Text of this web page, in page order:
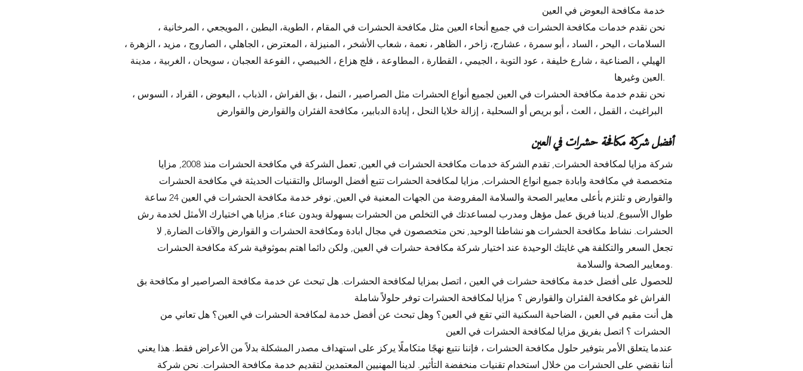
خدمة مكافحة البعوض في العين
نحن نقدم خدمات مكافحة الحشرات في جميع أنحاء العين مثل مكافحة الحشرات في المقام ، الطوية، البطين ، المويجعي ، المرخانية ،
السلامات ، اليحر ، الساد ، أبو سمرة ، عشارج، زاخر ، الظاهر ، نعمة ، شعاب الأشخر ، المنيزلة ، المعترض ، الجاهلي ، الصاروج ، مزيد ، الزهرة ،
الهيلي ، الصناعية ، شارع خليفة ، عود التوبة ، الجيمي ، القطارة ، المطاوعة ، فلج هزاع ، الخبيصي ، الفوعة العجبان ، سويحان ، الغربية ، مدينة
العين وغيرها.
نحن نقدم خدمة مكافحة الحشرات في العين لجميع أنواع الحشرات مثل الصراصير ، النمل ، بق الفراش ، الذباب ، البعوض ، القراد ، السوس ،
شركة مزايا لمكافحة الحشرات, تقدم الشركة خدمات مكافحة الحشرات في العين, تعمل الشركة في مكافحة الحشرات منذ 2008, مزايا
متخصصة في مكافحة وابادة جميع انواع الحشرات, مزايا لمكافحة الحشرات تتبع أفضل الوسائل والتقنيات الحديثة في مكافحة الحشرات
والقوارض و تلتزم بأعلى معايير الصحة والسلامة المفروضة من الجهات المعنية في العين, نوفر خدمة مكافحة الحشرات في العين 24 ساعة
طوال الأسبوع, لدينا فريق عمل مؤهل ومدرب لمساعدتك في التخلص من الحشرات بسهولة وبدون عناء, مزايا هي اختيارك الأمثل لخدمة رش
الحشرات. نشاط مكافحة الحشرات هو نشاطنا الوحيد, نحن متخصصون في مجال ابادة ومكافحة الحشرات و القوارض والآفات الضارة, لا
تجعل السعر والتكلفة هي غايتك الوحيدة عند اختيار شركة مكافحة حشرات في العين, ولكن دائما اهتم بموثوقية شركة مكافحة الحشرات
ومعايير الصحة والسلامة.
للحصول على أفضل خدمة مكافحة حشرات في العين ، اتصل بمزايا لمكافحة الحشرات. هل تبحث عن خدمة مكافحة الصراصير او مكافحة بق
هل أنت مقيم في العين ، الضاحية السكنية التي تقع في العين؟ وهل تبحث عن أفضل خدمة لمكافحة الحشرات في العين؟ هل تعاني من
عندما يتعلق الأمر بتوفير حلول مكافحة الحشرات ، فإننا نتبع نهجًا متكاملًا يركز على استهداف مصدر المشكلة بدلاً من الأعراض فقط. هذا يعني
أننا نقضي على الحشرات من خلال استخدام تقنيات منخفضة التأثير. لدينا المهنيين المعتمدين لتقديم خدمة مكافحة الحشرات. نحن شركة